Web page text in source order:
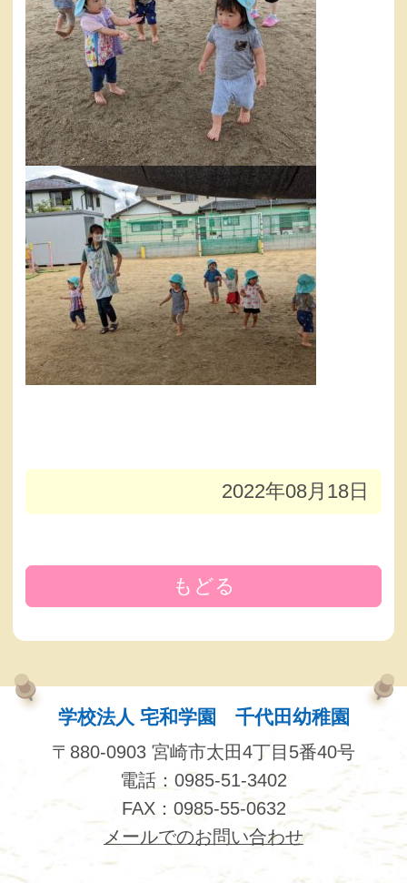
2022年08月18日
もどる
学校法人 宅和学園 千代田幼稚園
〒880-0903 宮崎市太田4丁目5番40号
電話：0985-51-3402
FAX：0985-55-0632
メールでのお問い合わせ